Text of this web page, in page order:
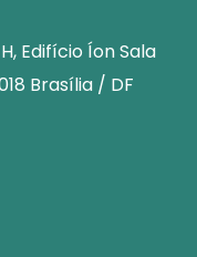
Edifício Íon Sala
Brasília / DF